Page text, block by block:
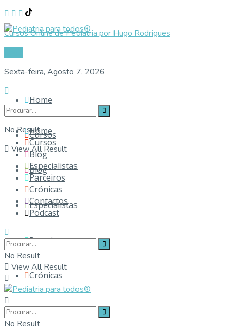
Cursos Online de Pediatria por Hugo Rodrigues
Sexta-feira, Agosto 7, 2026
No Result
View All Result
Home
Cursos
Blog
Especialistas
Parceiros
Crónicas
Contactos
Home
Cursos
Blog
Especialistas
Parceiros
Crónicas
Contactos
Podcast
No Result
View All Result